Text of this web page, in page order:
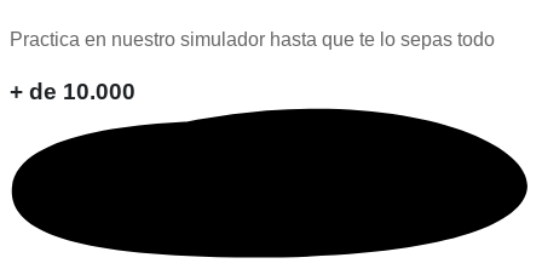
Practica en nuestro simulador hasta que te lo sepas todo
+ de 10.000